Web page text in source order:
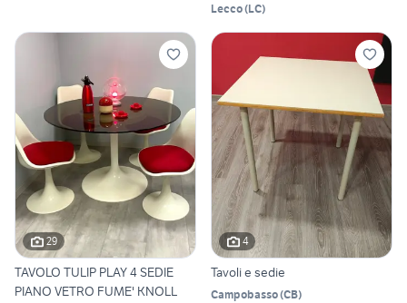
Lecco(LC)
29
TAVOLO TULIP PLAY 4 SEDIE
PIANO VETRO FUME' KNOLL
4
Tavoli e sedie
Campobasso(CB)